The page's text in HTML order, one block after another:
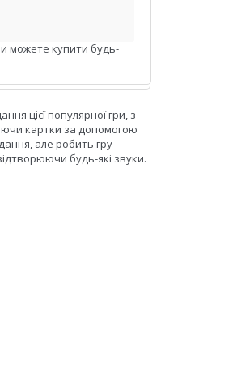
можете купити будь-
цієї популярної гри, з
картки за допомогою
але робить гру
будь-які звуки.